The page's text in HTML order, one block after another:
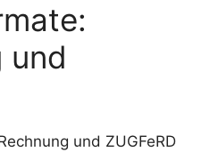
und
und ZUGFeRD